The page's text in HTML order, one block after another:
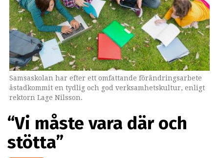
Samsaskolan har efter ett omfattande förändringsarbete
åstadkommit en tydlig och god verksamhetskultur, enligt
rektorn Lage Nilsson.
“Vi måste vara där och
stötta”